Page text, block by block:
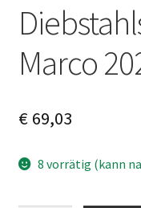
Marco
€69,03
8 vorrätig (kann